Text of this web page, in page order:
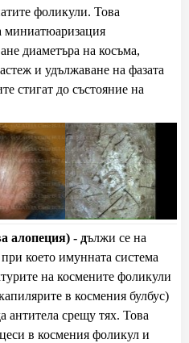
фоликули. Това
миниатюаризация
диаметъра на косъма,
и удължаване на фазата
стигат до състояние на
алопеция) - дължи се на
което имунната система
на космените фоликули
в космения булбус)
антитела срещу тях. Това
в космения фоликул и